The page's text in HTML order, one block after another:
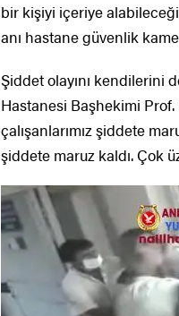
bir kişiyi içeriye
anı hastane güvenlik
Şiddet olayını kendilerini
Hastanesi Başhekimi Prof.
çalışanlarımız şiddete
şiddete maruz kaldı. Çok